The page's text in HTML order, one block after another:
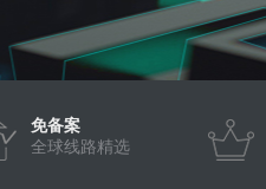
免备案
全球线路精选